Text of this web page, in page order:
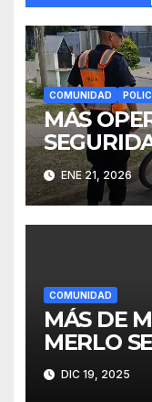
COMUNIDAD
MÁS
ENE 21, 2026
COMUNIDAD
MÁS DE
MERLO
FINES
DIC 19, 2025